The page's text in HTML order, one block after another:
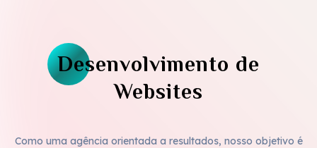
Desenvolvimento de
Websites
Como uma agência orientada a resultados, nosso objetivo é